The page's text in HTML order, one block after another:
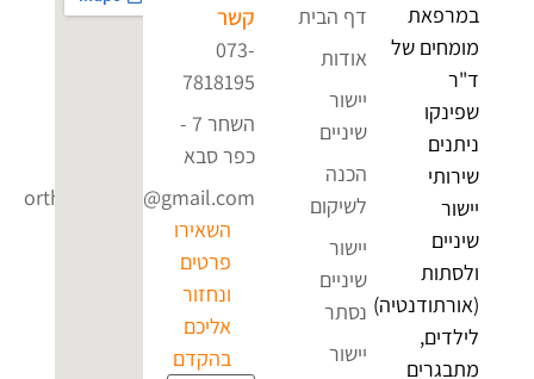
במרפאת
מומחים של
ד"ר
שפינקו
ניתנים
שירותי
יישור
שיניים
ולסתות
(אורתודנטיה)
לילדים,
מתבגרים
דף הבית
אודות
יישור
שיניים
הכנה
לשיקום
יישור
שיניים
נסתר
יישור
קשר
073-
7818195
השחר 7 -
כפר סבא
ortho4uclinic@gmail.com
השאירו
פרטים
ונחזור
אליכם
בהקדם